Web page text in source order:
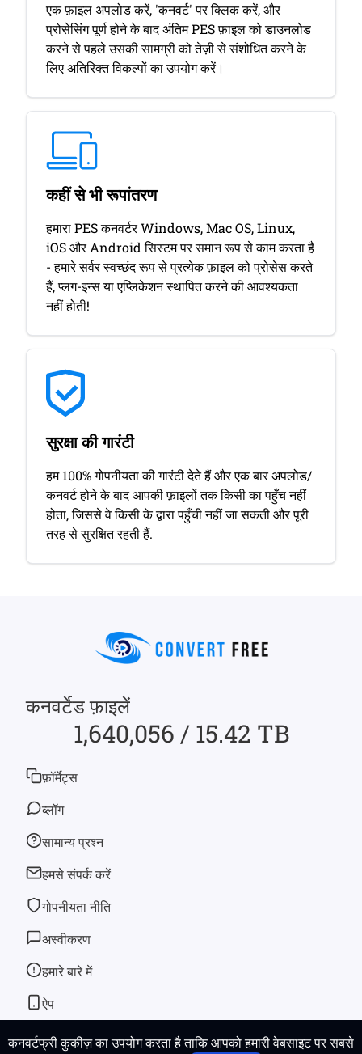
एक फ़ाइल अपलोड करें, 'कनवर्ट' पर क्लिक करें, और
प्रोसेसिंग पूर्ण होने के बाद अंतिम PES फ़ाइल को डाउनलोड
करने से पहले उसकी सामग्री को तेज़ी से संशोधित करने के
लिए अतिरिक्त विकल्पों का उपयोग करें।
कहीं से भी रूपांतरण
हमारा PES कनवर्टर Windows, Mac OS, Linux,
iOS और Android सिस्टम पर समान रूप से काम करता है
- हमारे सर्वर स्वच्छंद रूप से प्रत्येक फ़ाइल को प्रोसेस करते
हैं, प्लग-इन्स या एप्लिकेशन स्थापित करने की आवश्यकता
नहीं होती!
सुरक्षा की गारंटी
हम 100% गोपनीयता की गारंटी देते हैं और एक बार अपलोड/
कनवर्ट होने के बाद आपकी फ़ाइलों तक किसी का पहुँच नहीं
होता, जिससे वे किसी के द्वारा पहुँची नहीं जा सकती और पूरी
तरह से सुरक्षित रहती हैं.
कनवर्टफ्री कुकीज़ का उपयोग करता है ताकि आपको हमारी वेबसाइट पर सबसे
कनवर्टेड फ़ाइलें
1,640,056 / 15.42 TB
फ़ॉर्मेट्स
ब्लॉग
सामान्य प्रश्न
हमसे संपर्क करें
गोपनीयता नीति
अस्वीकरण
हमारे बारे में
ऐप